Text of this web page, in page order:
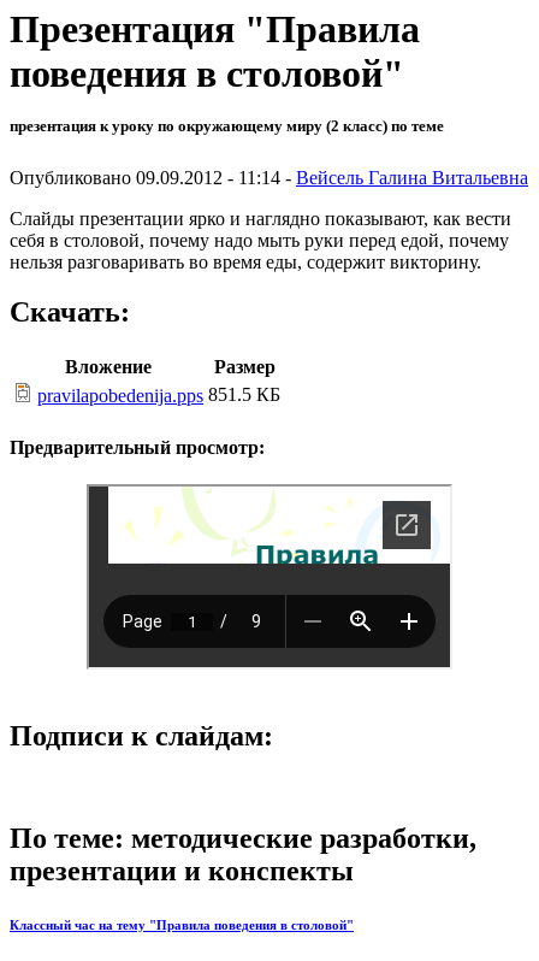
Презентация "Правила
поведения в столовой"
презентация к уроку по окружающему миру (2 класс) по теме
Опубликовано 09.09.2012 - 11:14 - Вейсель Галина Витальевна
Слайды презентации ярко и наглядно показывают, как вести
себя в столовой, почему надо мыть руки перед едой, почему
нельзя разговаривать во время еды, содержит викторину.
Скачать:
Вложение
Размер
pravilapobedenija.pps 851.5 КБ
Предварительный просмотр:
Подписи к слайдам:
По теме: методические разработки,
презентации и конспекты
Классный час на тему "Правила поведения в столовой"